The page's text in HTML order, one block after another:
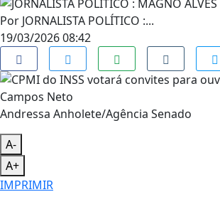
Por JORNALISTA POLÍTICO :...
19/03/2026 08:42
Andressa Anholete/Agência Senado
A-
A+
IMPRIMIR